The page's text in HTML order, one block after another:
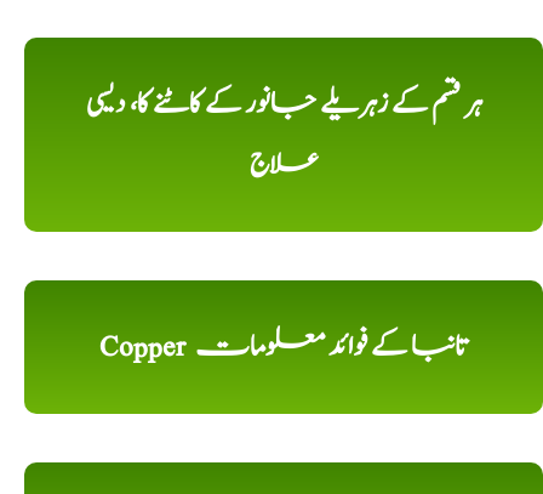
ہر قسم کے زہریلے جانور کے کاٹنے کا، دیسی
علاج
Copper تانبا کے فوائد معلومات